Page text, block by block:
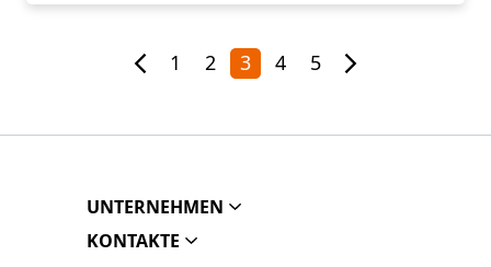
1 2 3 4 5
UNTERNEHMEN
KONTAKTE